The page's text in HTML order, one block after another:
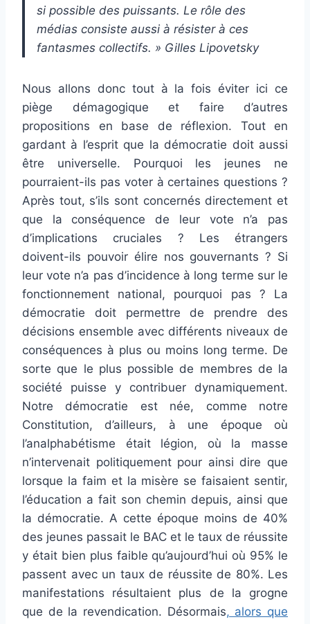
si possible des puissants. Le rôle des
médias consiste aussi à résister à ces
fantasmes collectifs. » Gilles Lipovetsky
Nous allons donc tout à la fois éviter ici ce
piège démagogique et faire d’autres
propositions en base de réflexion. Tout en
gardant à l’esprit que la démocratie doit aussi
être universelle. Pourquoi les jeunes ne
pourraient-ils pas voter à certaines questions ?
Après tout, s’ils sont concernés directement et
que la conséquence de leur vote n’a pas
d’implications cruciales ? Les étrangers
doivent-ils pouvoir élire nos gouvernants ? Si
leur vote n’a pas d’incidence à long terme sur le
fonctionnement national, pourquoi pas ? La
démocratie doit permettre de prendre des
décisions ensemble avec différents niveaux de
conséquences à plus ou moins long terme. De
sorte que le plus possible de membres de la
société puisse y contribuer dynamiquement.
Notre démocratie est née, comme notre
Constitution, d’ailleurs, à une époque où
l’analphabétisme était légion, où la masse
n’intervenait politiquement pour ainsi dire que
lorsque la faim et la misère se faisaient sentir,
l’éducation a fait son chemin depuis, ainsi que
la démocratie. A cette époque moins de 40%
des jeunes passait le BAC et le taux de réussite
y était bien plus faible qu’aujourd’hui où 95% le
passent avec un taux de réussite de 80%. Les
manifestations résultaient plus de la grogne
que de la revendication. Désormais, alors que